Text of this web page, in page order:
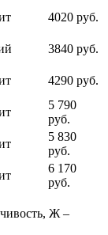
4020 руб.
3840 руб.
4290 руб.
5 790
руб.
5 830
руб.
6 170
руб.
Ж –